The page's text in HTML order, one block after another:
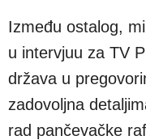
Između ostalog,
u intervjuu za TV
država u
zadovoljna
rad pančevačke